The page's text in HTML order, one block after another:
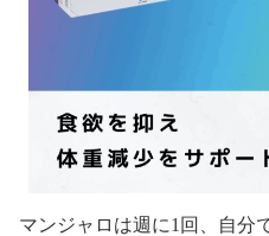
マンジャロは週に1回、自分